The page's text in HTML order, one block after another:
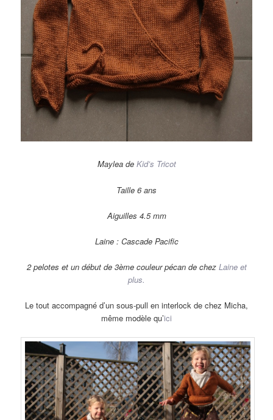
Maylea de Kid’s Tricot
Taille 6 ans
Aiguilles 4.5 mm
Laine : Cascade Pacific
2 pelotes et un début de 3ème couleur pécan de chez Laine et
plus.
Le tout accompagné d’un sous-pull en interlock de chez Micha,
même modèle qu’ici